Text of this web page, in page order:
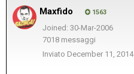
Maxfido 1563
Joined: 30-Mar-2006
7018 messaggi
Inviato December 11, 2014